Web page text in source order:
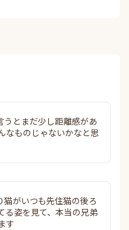
うとまだ少し距離感があ
なものじゃないかなと思
がいつも先住猫の後ろ
る姿を見て、本当の兄弟
す